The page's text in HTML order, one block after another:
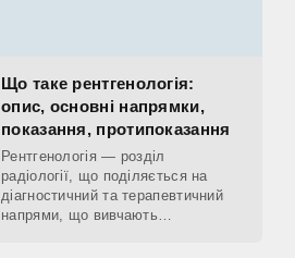
Що таке рентгенологія:
опис, основні напрямки,
показання, протипоказання
Рентгенологія — розділ
радіології, що поділяється на
діагностичний та терапевтичний
напрями, що вивчають